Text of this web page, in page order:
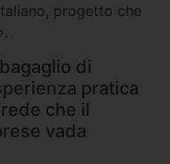
progetto che
di
pratica
che il
vada